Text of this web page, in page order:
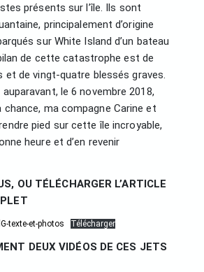
présents sur l’île. Ils sont
principalement d’origine
sur White Island d’un bateau
de cette catastrophe est de
et de vingt-quatre blessés graves.
le 6 novembre 2018,
chance, ma compagne Carine et
pied sur cette île incroyable,
heure et d’en revenir
OU TÉLÉCHARGER L’ARTICLE
texte-et-photos Télécharger
DEUX VIDÉOS DE CES JETS